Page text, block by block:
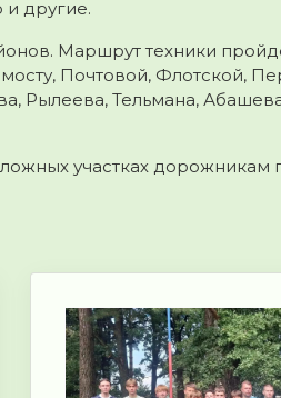
другие.
Маршрут техники
Почтовой, Флотской,
Рылеева, Тельмана,
участках дорожникам